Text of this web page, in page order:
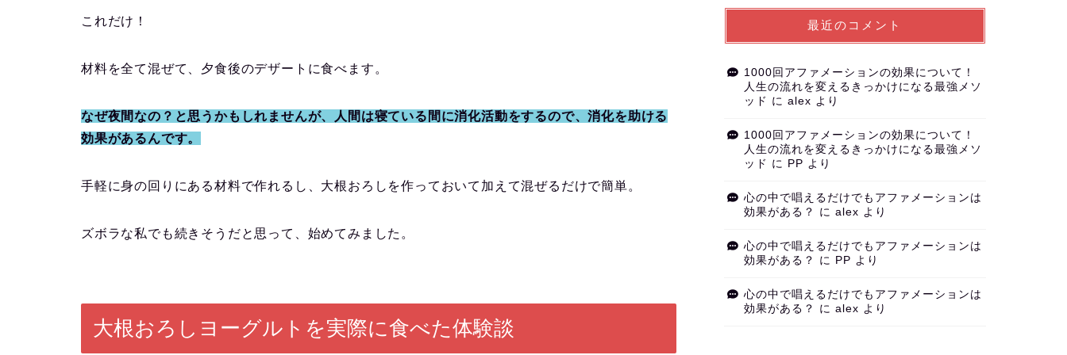
これだけ！
材料を全て混ぜて、夕食後のデザートに食べます。
なぜ夜間なの？と思うかもしれませんが、人間は寝ている間に消化活動をするので、消化を助ける
効果があるんです。
手軽に身の回りにある材料で作れるし、大根おろしを作っておいて加えて混ぜるだけで簡単。
ズボラな私でも続きそうだと思って、始めてみました。
大根おろしヨーグルトを実際に食べた体験談
最近のコメント
1000回アファメーションの効果について！
人生の流れを変えるきっかけになる最強メソ
ッド に alex より
1000回アファメーションの効果について！
人生の流れを変えるきっかけになる最強メソ
ッド に PP より
心の中で唱えるだけでもアファメーションは
効果がある？
に alex より
心の中で唱えるだけでもアファメーションは
効果がある？
に PP より
心の中で唱えるだけでもアファメーションは
効果がある？
に alex より